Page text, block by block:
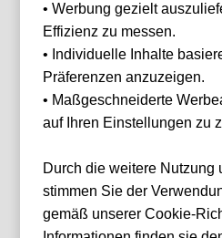
Verfügbare Kategorien (2)
• Werbung gezielt
Effizienz zu messen.
• Individuelle Inhalte
Präferenzen anzuzeigen.
• Maßgeschneiderte
auf Ihren Einstellungen zu
Durch die weitere Nutzung
stimmen Sie der
gemäß unserer Cookie-